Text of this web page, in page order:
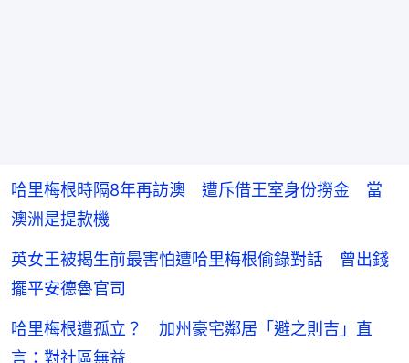
哈里梅根時隔8年再訪澳 遭斥借王室身份撈金 當
澳洲是提款機
英女王被揭生前最害怕遭哈里梅根偷錄對話 曾出錢
擺平安德魯官司
哈里梅根遭孤立？ 加州豪宅鄰居「避之則吉」直
言：對社區無益